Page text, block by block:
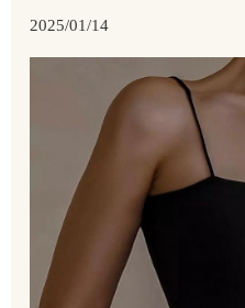
2025/01/14